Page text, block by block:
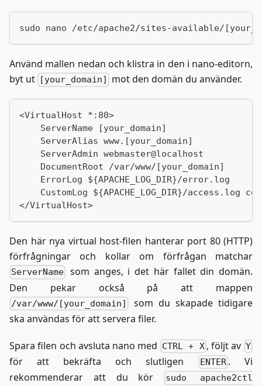
sudo nano /etc/apache2/sites-available/
Använd mallen nedan och klistra in den i nano-editorn,
byt ut
[your_domain] mot den domän du använder.
<VirtualHost *:80>
    ServerName [your_domain]
    ServerAlias www.[your_domain]
    ServerAdmin webmaster@localhost
    DocumentRoot /var/www/[your_domain]
    ErrorLog ${APACHE_LOG_DIR}/error.log
CustomLog ${APACHE_LOG_DIR}/access.log
</VirtualHost>
Den här nya virtual host-filen hanterar port 80 (HTTP)
förfrågningar och kollar om förfrågan matchar
ServerName
som anges, i det här fallet din domän.
Den pekar också på att mappen
/var/www/[your_domain]
som du skapade tidigare
ska användas för att servera filer.
Spara filen och avsluta nano med CTRL + X , följt av Y
för att bekräfta och slutligen ENTER . Vi
rekommenderar att du kör
sudo apache2ctl